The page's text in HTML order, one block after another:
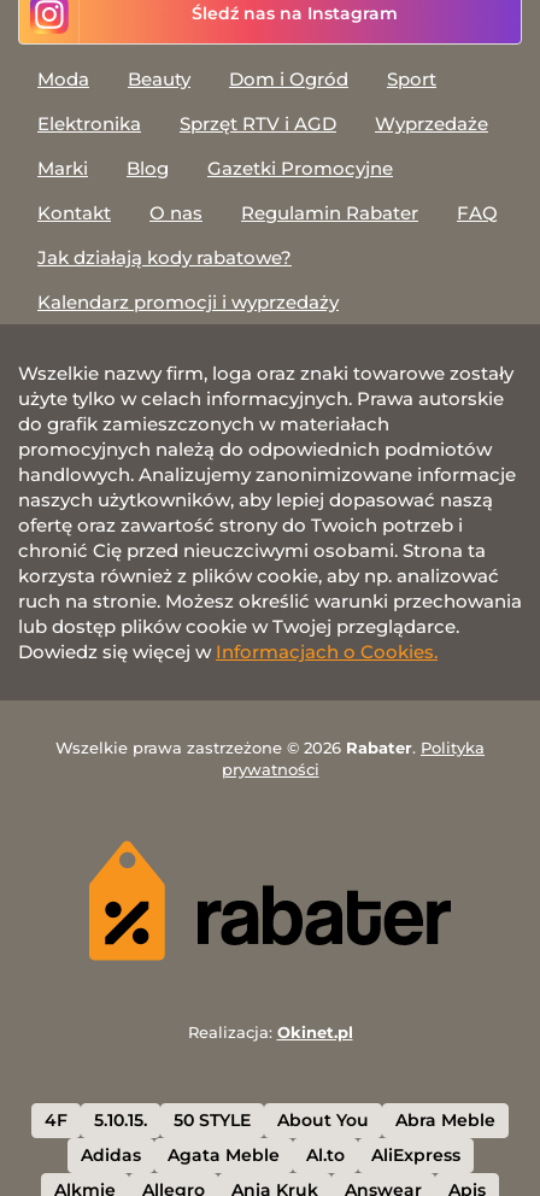
Śledź nas na Instagram
Moda Beauty Dom i Ogród
Sport
Elektronika
Sprzęt RTV i AGD
Wyprzedaże
Marki
Blog
Gazetki Promocyjne
Kontakt
O nas Regulamin Rabater
FAQ
Jak działają kody rabatowe?
Kalendarz promocji i wyprzedaży
Wszelkie nazwy firm, loga oraz znaki towarowe zostały
użyte tylko w celach informacyjnych. Prawa autorskie
do grafik zamieszczonych w materiałach
promocyjnych należą do odpowiednich podmiotów
handlowych. Analizujemy zanonimizowane informacje
naszych użytkowników, aby lepiej dopasować naszą
ofertę oraz zawartość strony do Twoich potrzeb i
chronić Cię przed nieuczciwymi osobami. Strona ta
korzysta również z plików cookie, aby np. analizować
ruch na stronie. Możesz określić warunki przechowania
lub dostęp plików cookie w Twojej przeglądarce.
Dowiedz się więcej w Informacjach o Cookies.
Wszelkie prawa zastrzeżone © 2026 Rabater. Polityka
prywatności
Realizacja: Okinet.pl
4F 5.10.15. 50 STYLE About You
Abra Meble
Adidas
Agata Meble Al.to
AliExpress
Alkmie
Allegro Ania Kruk Answear Apis